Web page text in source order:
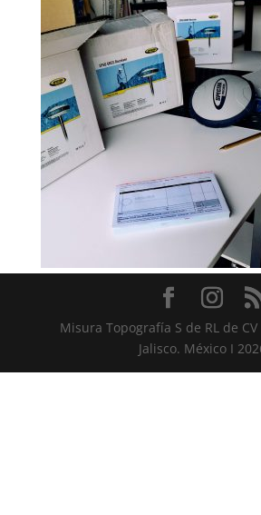
Misura Topografía S de RL de
Jalisco. México I